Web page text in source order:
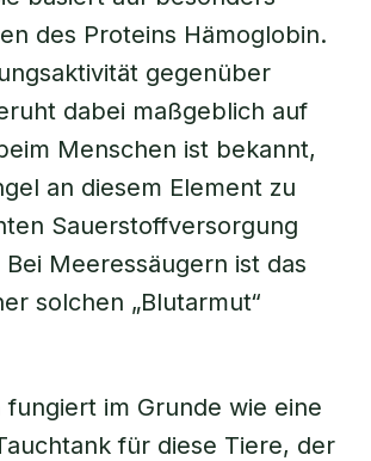
des Proteins Hämoglobin.
gegenüber
dabei maßgeblich auf
Menschen ist bekannt,
an diesem Element zu
Sauerstoffversorgung
Meeressäugern ist das
solchen „Blutarmut“
fungiert im Grunde wie eine
für diese Tiere, der